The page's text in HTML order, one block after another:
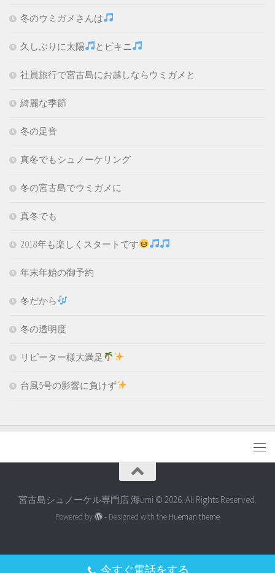
冬のウミガメさんは
久しぶりに太陽 とビキニ
社員旅行で宮古島にお越しならウミガメと
綺麗な季節
冬の足音
真冬でもシュノーケリング
冬の宮古島でウミガメに
真冬でも
2018年も楽しくスタートです
年末年始の御予約
冬だから
冬の透明度
リピーター様大満足
台風5号の影響に負けず
宮古島シュノーケル専門店 海umi © 2026. All Rights Reserved.
Powered by - Designed with the Hueman theme
今すぐ電話をする